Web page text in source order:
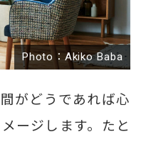
Photo：Akiko Baba
がどうであれば心
ージします。たと